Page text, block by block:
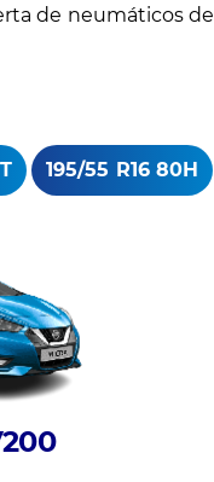
de neumáticos de
195/55 R16 80H